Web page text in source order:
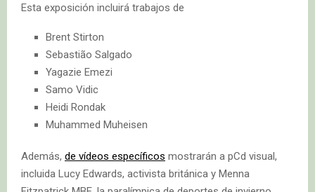
Esta exposición incluirá trabajos de
Brent Stirton
Sebastião Salgado
Yagazie Emezi
Samo Vidic
Heidi Rondak
Muhammed Muheisen
Además, de vídeos específicos mostrarán a pCd visual,
incluida Lucy Edwards, activista británica y Menna